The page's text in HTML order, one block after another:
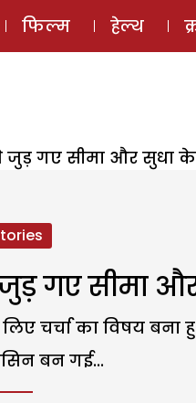
ई-मैगज़ीन
फिल्म हेल्थ
जुड़ गए सीमा और सुधा
गए सीमा
चर्चा का विषय
बन गई...